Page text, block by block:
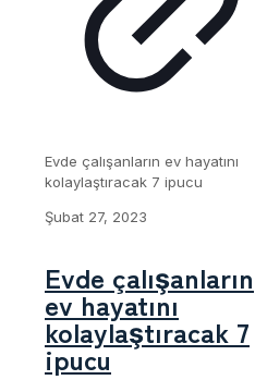
Evde çalışanların ev hayatını
kolaylaştıracak 7 ipucu
Şubat 27, 2023
Evde çalışanların
ev hayatını
kolaylaştıracak 7
ipucu